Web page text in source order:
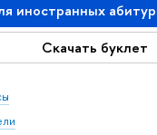
иностранных
Скачать буклет